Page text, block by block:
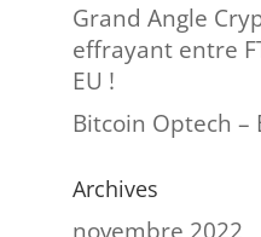
Grand Angle
effrayant entre
EU !
Bitcoin Optech
Archives